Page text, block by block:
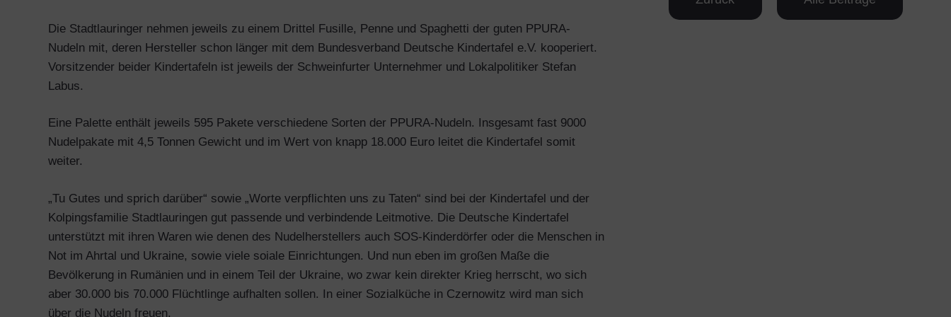
Die Stadtlauringer nehmen jeweils zu einem Drittel Fusille, Penne und Spaghetti der guten PPURA-
Nudeln mit, deren Hersteller schon länger mit dem Bundesverband Deutsche Kindertafel e.V. kooperiert.
Vorsitzender beider Kindertafeln ist jeweils der Schweinfurter Unternehmer und Lokalpolitiker Stefan
Labus.
Eine Palette enthält jeweils 595 Pakete verschiedene Sorten der PPURA-Nudeln. Insgesamt fast 9000
Nudelpakate mit 4,5 Tonnen Gewicht und im Wert von knapp 18.000 Euro leitet die Kindertafel somit
weiter.
„Tu Gutes und sprich darüber“ sowie „Worte verpflichten uns zu Taten“ sind bei der Kindertafel und der
Kolpingsfamilie Stadtlauringen gut passende und verbindende Leitmotive. Die Deutsche Kindertafel
unterstützt mit ihren Waren wie denen des Nudelherstellers auch SOS-Kinderdörfer oder die Menschen in
Not im Ahrtal und Ukraine, sowie viele soiale Einrichtungen. Und nun eben im großen Maße die
Bevölkerung in Rumänien und in einem Teil der Ukraine, wo zwar kein direkter Krieg herrscht, wo sich
aber 30.000 bis 70.000 Flüchtlinge aufhalten sollen. In einer Sozialküche in Czernowitz wird man sich
über die Nudeln freuen.